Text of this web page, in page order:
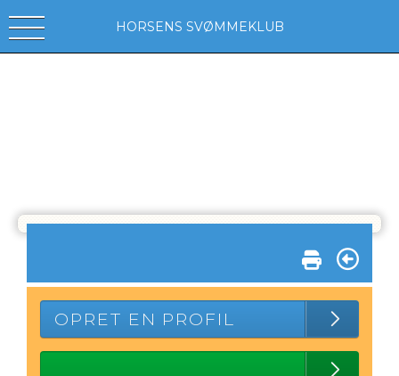
HORSENS SVØMMEKLUB
OPRET EN PROFIL